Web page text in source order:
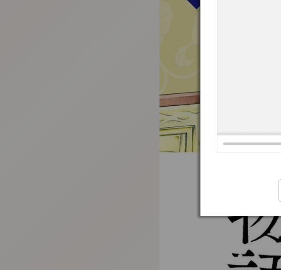
:692.15.692.950:t-vnqp.lunrzsdszk.vn.oi